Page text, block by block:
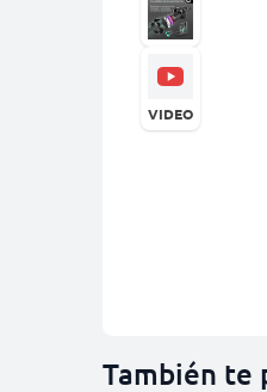
VIDEO
También te